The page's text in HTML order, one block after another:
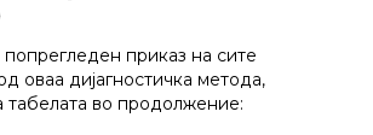
приказ на сите
оваа дијагностичка метода,
табелата во продолжение: